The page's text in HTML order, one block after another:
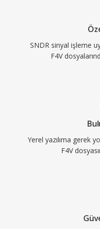
SNDR sinyal işleme
F4V
Yerel yazılıma gerek
F4V